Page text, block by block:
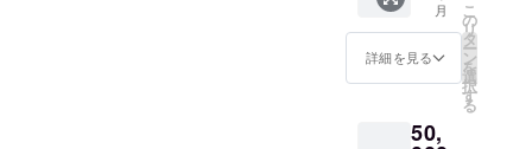
ます
そのう
ちどち
ます）
（http://
www.ha
ppymo
unt.org.
tw/prod
こちら
月
詳細を見る
こ
の
リ
タ
ー
ン
を
選
択
す
る
50,